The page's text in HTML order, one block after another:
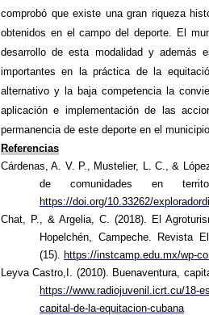
comprobó que existe una gran riqueza
obtenidos en el campo del deporte. El
desarrollo de esta modalidad y además
importantes en la práctica de la
alternativo y la baja competencia la
aplicación e implementación de las
permanencia de este deporte en el
Referencias
Cárdenas, A. V. P., Mustelier, L. C., &
de comunidades en
https://doi.org/10.33262/
Chat, P., & Argelia, C. (2018). El
Hopelchén, Campeche. Revista
(15). https://instcamp.edu.mx/wp-
Leyva Castro,I. (2010). Buenaventura,
https://www.radiojuvenil.icrt.cu/
capital-de-la-equitacion-cubana